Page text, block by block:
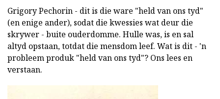
Grigory Pechorin - dit is die ware "held van ons tyd"
(en enige ander), sodat die kwessies wat deur die
skrywer - buite ouderdomme. Hulle was, is en sal
altyd opstaan, totdat die mensdom leef. Wat is dit - 'n
probleem produk "held van ons tyd"? Ons lees en
verstaan.